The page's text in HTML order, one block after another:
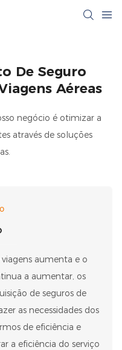
De Seguro
Aéreas
negócio é otimizar a
através de soluções
aumenta e o
a aumentar, os
de seguros de
as necessidades dos
de eficiência e
a eficiência do serviço